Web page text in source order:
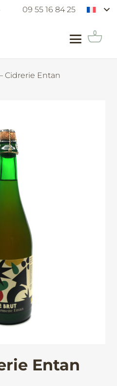
09 55 16 84 25
Cidrerie Entan
Entan